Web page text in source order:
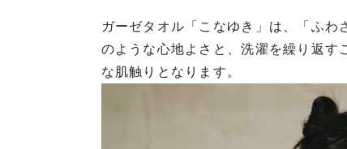
ガーゼタオル「こなゆき」は、「ふ
のような心地よさと、洗濯を繰り返す
な肌触りとなります。